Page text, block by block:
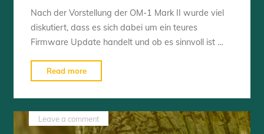
Nach der Vorstellung der OM-1 Mark II wurde viel
diskutiert, dass es sich dabei um ein teures
Firmware Update handelt und ob es sinnvoll ist …
Read more
Gründe
für
die
OM-
Leave a comment